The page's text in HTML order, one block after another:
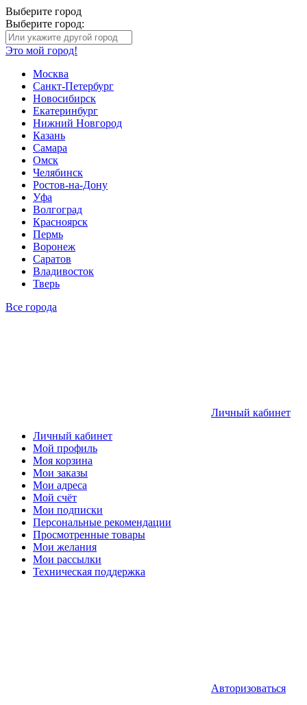
Выберите город
Выберите город:
Это мой город!
Москва
Санкт-Петербург
Новосибирск
Екатеринбург
Нижний Новгород
Казань
Самара
Омск
Челябинск
Ростов-на-Дону
Уфа
Волгоград
Красноярск
Пермь
Воронеж
Саратов
Владивосток
Тверь
Все города
Личный кабинет
Личный кабинет
Мой профиль
Моя корзина
Мои заказы
Мои адреса
Мой счёт
Мои подписки
Персональные рекомендации
Просмотренные товары
Мои желания
Мои рассылки
Техническая поддержка
Авторизоваться